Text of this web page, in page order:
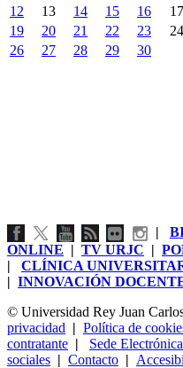
12
13 14 15 16 17
19
20 21 22 23 24
26
27 28 29 30
|
ONLINE | TV URJC |
| CLÍNICA
| INNOVACIÓN
© Universidad Rey Juan
privacidad | Política de
contratante | Sede Electrónica
sociales | Contacto |